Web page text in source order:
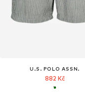
U.S. POLO ASSN.
882 Kč